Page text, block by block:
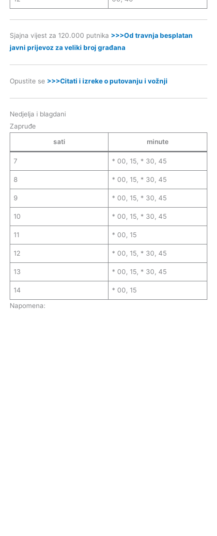
Sjajna vijest za 120.000 putnika >>>Od travnja besplatan
javni prijevoz za veliki broj građana
Opustite se >>>Citati i izreke o putovanju i vožnji
Nedjelja i blagdani
Zapruđe
sati
minute
7 * 00, 15, * 30, 45
8 * 00, 15, * 30, 45
9 * 00, 15, * 30, 45
10 * 00, 15, * 30, 45
11 * 00, 15
12 * 00, 15, * 30, 45
13 * 00, 15, * 30, 45
14
* 00, 15
Napomena: